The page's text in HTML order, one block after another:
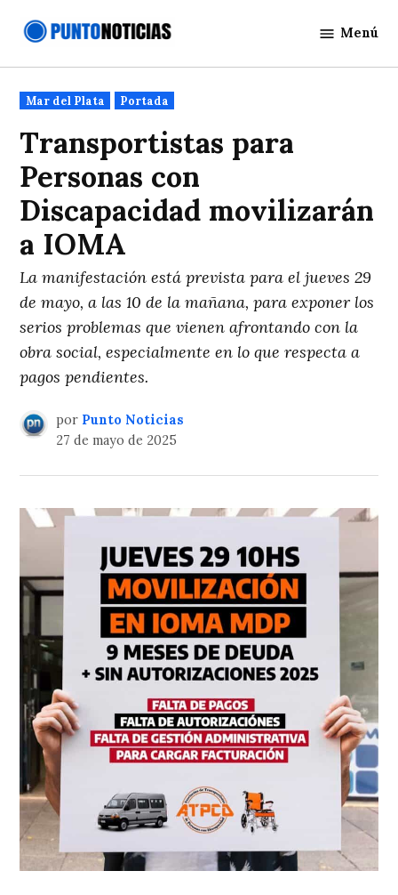
Noticias
Menú
Publicado
en
Mar del Plata Portada
Transportistas para
Personas con
Discapacidad movilizarán
a IOMA
La manifestación está prevista para el jueves 29
de mayo, a las 10 de la mañana, para exponer los
serios problemas que vienen afrontando con la
obra social, especialmente en lo que respecta a
pagos pendientes.
por Punto Noticias
27 de mayo de 2025